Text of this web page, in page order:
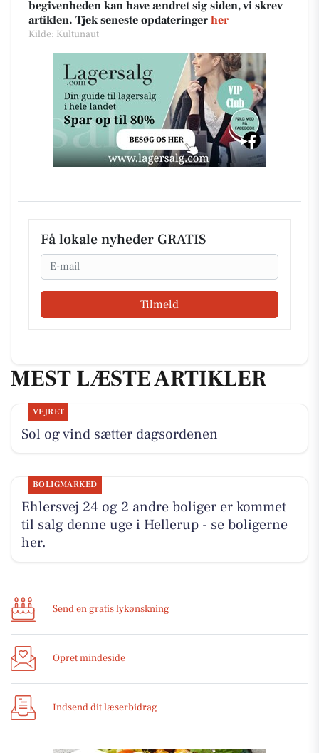
begivenheden kan have ændret sig siden, vi skrev
artiklen. Tjek seneste opdateringer her
Kilde: Kultunaut
Få lokale nyheder GRATIS
Email
Tilmeld
MEST LÆSTE ARTIKLER
VEJRET
Sol og vind sætter dagsordenen
BOLIGMARKED
Ehlersvej 24 og 2 andre boliger er kommet
til salg denne uge i Hellerup - se boligerne
her.
Send en gratis lykønskning
Opret mindeside
Indsend dit læserbidrag